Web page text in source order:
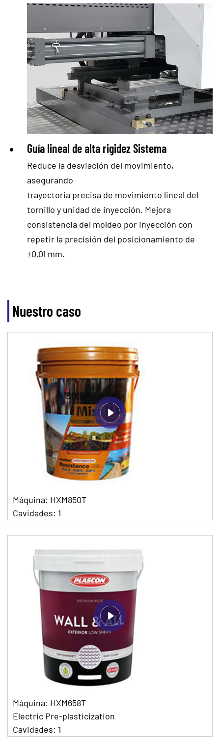
Guía lineal de alta rigidezSistema
Reduce la desviación del movimiento,
asegurando
trayectoria precisa de movimiento lineal del
tornillo y unidad de inyección. Mejora
consistencia del moldeo por inyección con
repetir la precisión del posicionamiento de
±0,01 mm.
Nuestro caso
Máquina: HXM850T
Cavidades: 1
Máquina: HXM658T
Electric Pre-plasticization
Cavidades: 1